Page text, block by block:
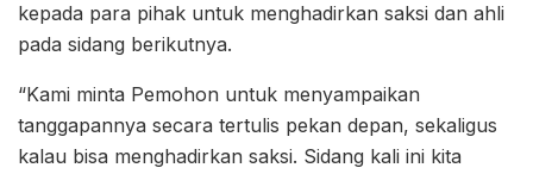
kepada para pihak untuk menghadirkan saksi dan ahli
pada sidang berikutnya.
“Kami minta Pemohon untuk menyampaikan
tanggapannya secara tertulis pekan depan, sekaligus
kalau bisa menghadirkan saksi. Sidang kali ini kita